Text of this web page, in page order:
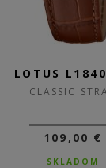
LOTUS
CLASSIC
109,00 €
SKLADOM